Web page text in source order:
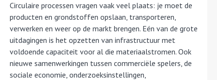
Circulaire processen vragen vaak veel plaats: je moet de
producten en grondstoffen opslaan, transporteren,
verwerken en weer op de markt brengen. Eén van de grote
uitdagingen is het opzetten van infrastructuur met
voldoende capaciteit voor al die materiaalstromen. Ook
nieuwe samenwerkingen tussen commerciële spelers, de
sociale economie, onderzoeksinstellingen,